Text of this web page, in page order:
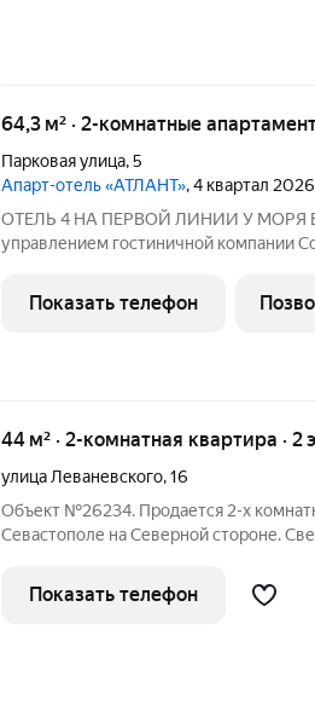
64,3 м² · 2-комнатные
Парковая улица,5
Апарт-отель «АТЛАНТ», 4 квартал 2026
ОТЕЛЬ 4 НА ПЕРВОЙ ЛИНИИ У МОРЯ
управлением гостиничной компании
2027 Cosmos Stay Sevastopol Atlant Apartments это
отель бизнес-класса,
Показать телефон
44 м² · 2-комнатная квартира · 2
улица Леваневского,16
Объект №26234. Продается 2-х
Севастополе на Северной стороне.
зонировать под любую жизнь:
для жизни - рядом Катер, паром,
Показать телефон